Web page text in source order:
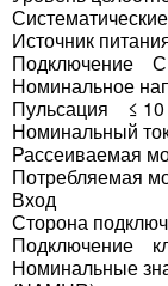
Источник
Подключение
Номинальное
Пульсация ≤ 10
Номинальный
Рассеиваемая
Потребляемая
Вход
Сторона
Подключение
Номинальные